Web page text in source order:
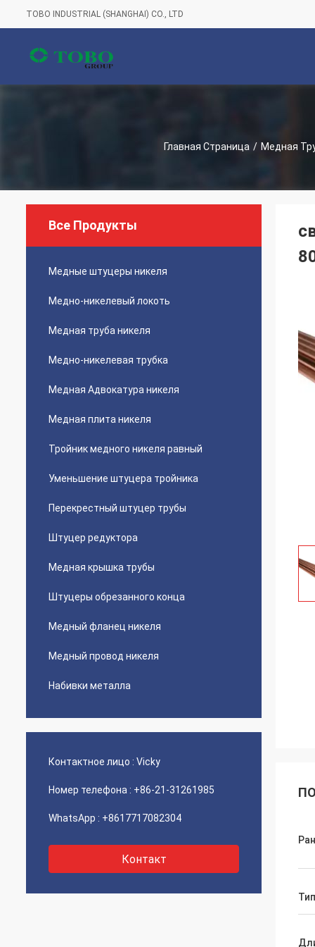
TOBO INDUSTRIAL (SHANGHAI) CO., LTD
Главная Страница / Медная
Все Продукты
Медные штуцеры никеля
Медно-никелевый локоть
Медная труба никеля
Медно-никелевая трубка
Медная Адвокатура никеля
Медная плита никеля
Тройник медного никеля равный
Уменьшение штуцера тройника
Перекрестный штуцер трубы
Штуцер редуктора
Медная крышка трубы
Штуцеры обрезанного конца
Медный фланец никеля
Медный провод никеля
Набивки металла
Контактное лицо : Vicky
Номер телефона : +86-21-31261985
WhatsApp : +8617717082304
Контакт
Тип